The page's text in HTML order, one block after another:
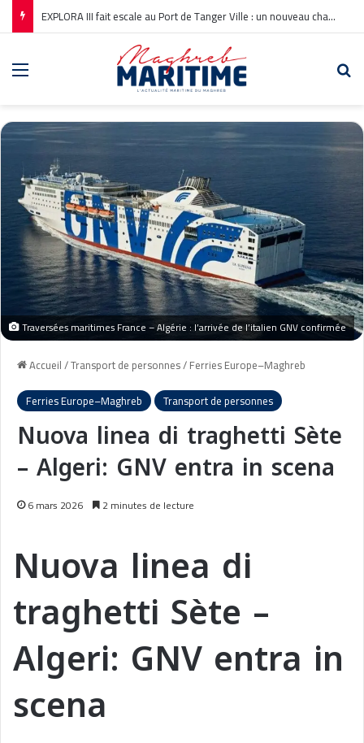
EXPLORA III fait escale au Port de Tanger Ville : un nouveau chapitre pour la croisière en Méditerranée
Traversées maritimes France – Algérie : l’arrivée de l’italien GNV confirmée
Accueil/Transport de personnes/Ferries Europe–Maghreb
Ferries Europe–Maghreb
Transport de personnes
Nuova linea di traghetti Sète
– Algeri: GNV entra in scena
6 mars 2026 2 minutes de lecture
Nuova linea di
traghetti Sète –
Algeri: GNV entra in
scena